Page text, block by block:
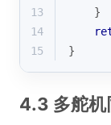
13
    }
14
15
}
4.3 多舵机